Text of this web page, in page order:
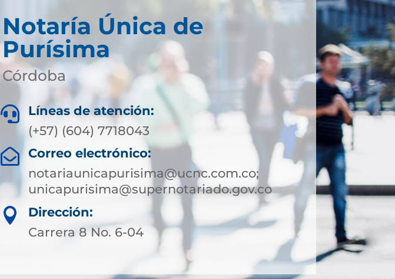
Notaría Única de
Purísima
Córdoba

Líneas de atención:
(+57) (604) 7718043

Correo electrónico:
notariaunicapurisima@ucnc.com.co;
unicapurisima@supernotariado.gov.co

Dirección:
Carrera 8 No. 6-04